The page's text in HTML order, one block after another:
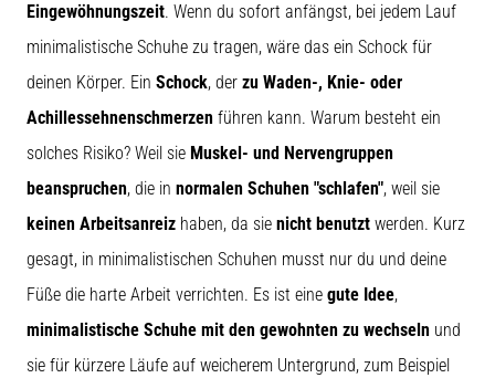
Eingewöhnungszeit. Wenn du sofort anfängst, bei jedem Lauf
minimalistische Schuhe zu tragen, wäre das ein Schock für
deinen Körper. Ein Schock, der zu Waden-, Knie- oder
Achillessehnenschmerzen führen kann. Warum besteht ein
solches Risiko? Weil sie Muskel- und Nervengruppen
beanspruchen, die in normalen Schuhen "schlafen", weil sie
keinen Arbeitsanreiz haben, da sie nicht benutzt werden. Kurz
gesagt, in minimalistischen Schuhen musst nur du und deine
Füße die harte Arbeit verrichten. Es ist eine gute Idee,
minimalistische Schuhe mit den gewohnten zu wechseln und
sie für kürzere Läufe auf weicherem Untergrund, zum Beispiel